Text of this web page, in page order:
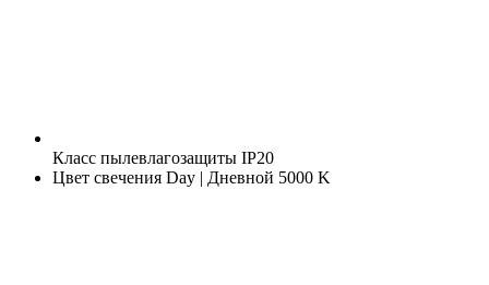
Класс пылевлагозащиты IP20
Цвет свечения Day | Дневной 5000 K